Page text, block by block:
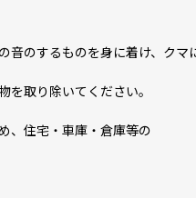
音のするものを身に着け、クマ
を取り除いてください。
、住宅・車庫・倉庫等の